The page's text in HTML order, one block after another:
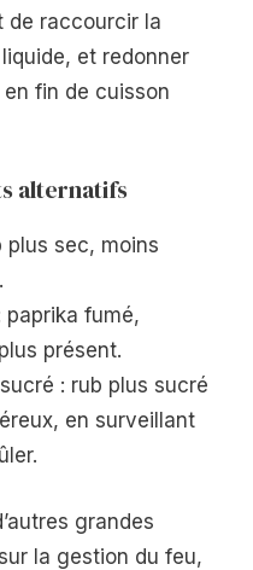
de raccourcir la
et redonner
fin de cuisson
alternatifs
plus sec, moins
fumé,
présent.
: rub plus sucré
en surveillant
grandes
la gestion du feu,